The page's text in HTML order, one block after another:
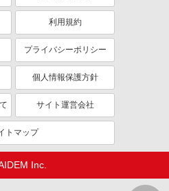
利用規約
プライバシーポリシー
個人情報保護方針
サイト運営会社
トマップ
Inc.